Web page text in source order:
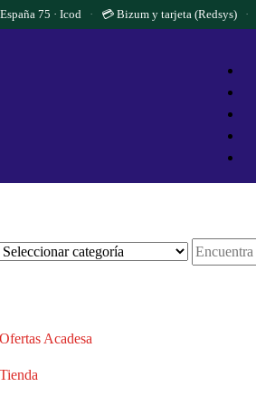
75 · Icod · 💳 Bizum y tarjeta (Redsys) ·
Ofertas Acadesa
Tienda